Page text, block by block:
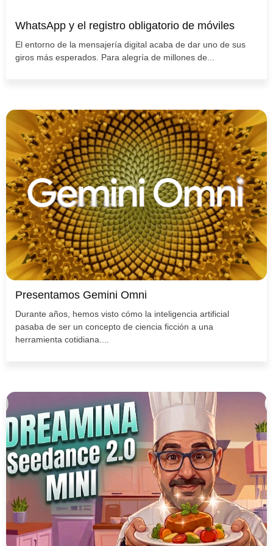
WhatsApp y el registro obligatorio de móviles
El entorno de la mensajería digital acaba de dar uno de sus
giros más esperados. Para alegría de millones de...
Presentamos Gemini Omni
Durante años, hemos visto cómo la inteligencia artificial
pasaba de ser un concepto de ciencia ficción a una
herramienta cotidiana....